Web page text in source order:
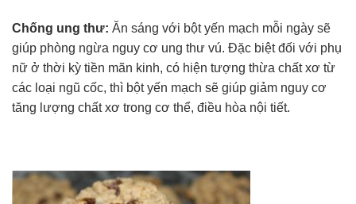
Chống ung thư: Ăn sáng với bột yến mạch mỗi ngày sẽ
giúp phòng ngừa nguy cơ ung thư vú. Đặc biệt đối với phụ
nữ ở thời kỳ tiền mãn kinh, có hiện tượng thừa chất xơ từ
các loại ngũ cốc, thì bột yến mạch sẽ giúp giảm nguy cơ
tăng lượng chất xơ trong cơ thể, điều hòa nội tiết.